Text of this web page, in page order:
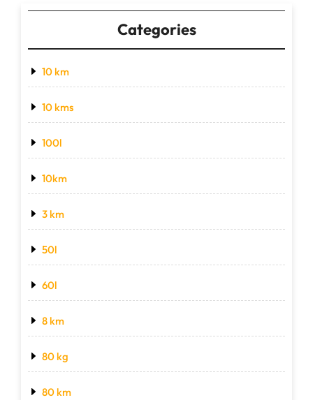
Categories
10 km
10 kms
100l
10km
3 km
50l
60l
8 km
80 kg
80 km